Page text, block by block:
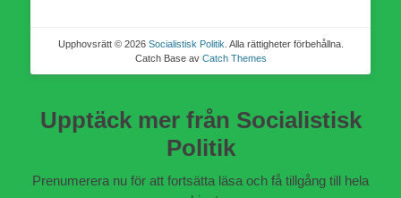
Upphovsrätt © 2026 Socialistisk Politik . Alla rättigheter förbehållna.
Catch Base av Catch Themes
Upptäck mer från Socialistisk
Politik
Prenumerera nu för att fortsätta läsa och få tillgång till hela